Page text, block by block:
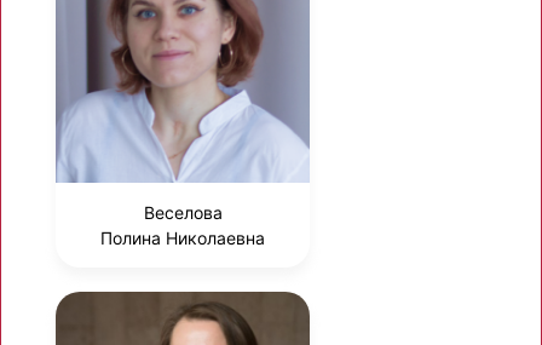
Веселова
Полина Николаевна